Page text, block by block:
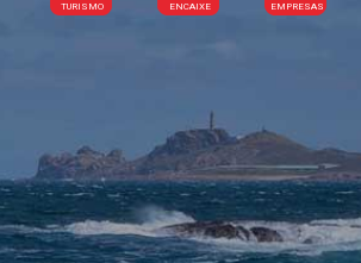
TURISMO ENCAIXE EMPRESAS